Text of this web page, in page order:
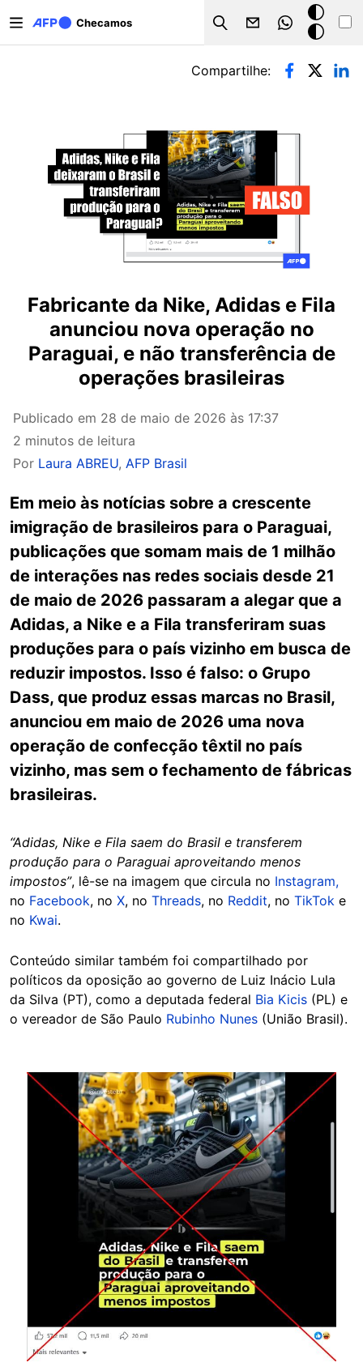
Checamos
Search
Modo
escuro
Abas primárias
Compartilhe:
Fabricante da Nike, Adidas e Fila
anunciou nova operação no
Paraguai, e não transferência de
operações brasileiras
Publicado em 28 de maio de 2026 às 17:37
2 minutos de leitura
Por Laura ABREU, AFP Brasil
Em meio às notícias sobre a crescente
imigração de brasileiros para o Paraguai,
publicações que somam mais de 1 milhão
de interações nas redes sociais desde 21
de maio de 2026 passaram a alegar que a
Adidas, a Nike e a Fila transferiram suas
produções para o país vizinho em busca de
reduzir impostos. Isso é falso: o Grupo
Dass, que produz essas marcas no Brasil,
anunciou em maio de 2026 uma nova
operação de confecção têxtil no país
vizinho, mas sem o fechamento de fábricas
brasileiras.
“Adidas, Nike e Fila saem do Brasil e transferem
produção para o Paraguai aproveitando menos
impostos”, lê-se na imagem que circula no Instagram,
no Facebook, no X, no Threads, no Reddit, no TikTok e
no Kwai.
Conteúdo similar também foi compartilhado por
políticos da oposição ao governo de Luiz Inácio Lula
da Silva (PT), como a deputada federal Bia Kicis (PL) e
o vereador de São Paulo Rubinho Nunes (União Brasil).
Image